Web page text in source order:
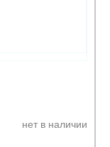
нет в наличии